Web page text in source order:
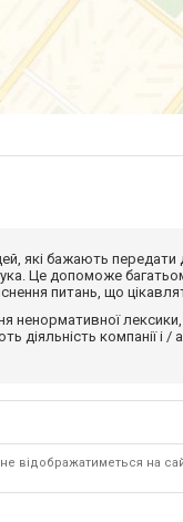
які бажають
Це допоможе
питань, що
ненормативної
діяльність компанії і
відображатиметься на